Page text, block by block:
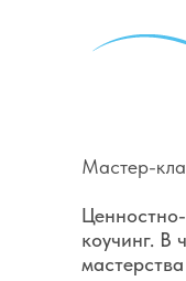
Мастер-
коучинг. В